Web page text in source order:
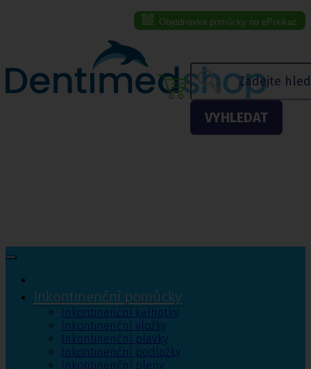
Objednávka pomůcky na ePoukaz
VYHLEDAT
Inkontinenční pomůcky
Inkontinenční kalhotky
Inkontinenční vložky
Inkontinenční plavky
Inkontinenční podložky
Inkontinenční pleny